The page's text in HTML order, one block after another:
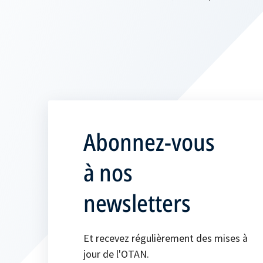
Abonnez-vous
à nos
newsletters
Et recevez régulièrement des mises à
jour de l'OTAN.